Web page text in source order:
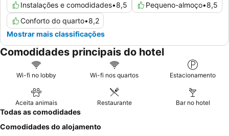
Instalações e comodidades•8,5 Pequeno-almoço•8,5
Conforto do quarto•8,2
Mostrar mais classificações
Comodidades principais do hotel
Wi-fi no lobby Wi-fi nos quartos Estacionamento
Aceita animais Restaurante Bar no hotel
Todas as comodidades
Comodidades do alojamento